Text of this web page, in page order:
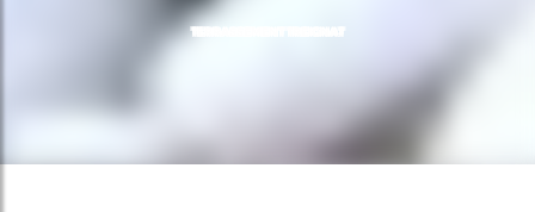
TERRASSEMENT TREIGNAT